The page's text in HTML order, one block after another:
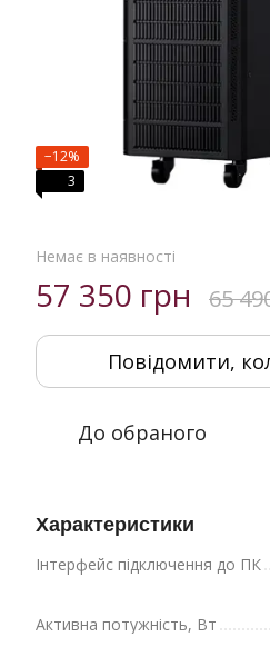
−12%
3
Немає в наявності
57 350 грн 65
Повідомити,
До обраного
Характеристики
Інтерфейс підключення до ПК
Активна потужність, Вт